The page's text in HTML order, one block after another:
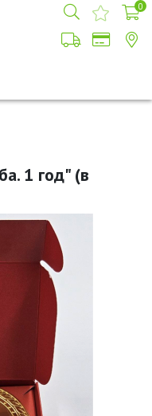
0
1 год" (в